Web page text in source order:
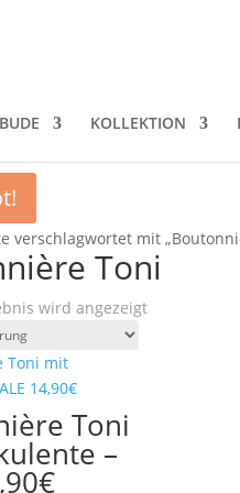
KOLLEKTION
verschlagwortet mit
Toni
wird angezeigt
Toni
–